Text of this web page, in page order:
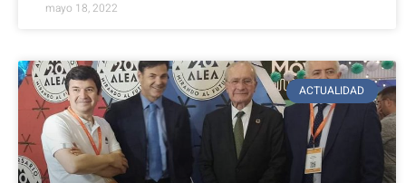
mayo 18, 2022
ACTUALIDAD